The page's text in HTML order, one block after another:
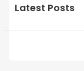
Latest Posts